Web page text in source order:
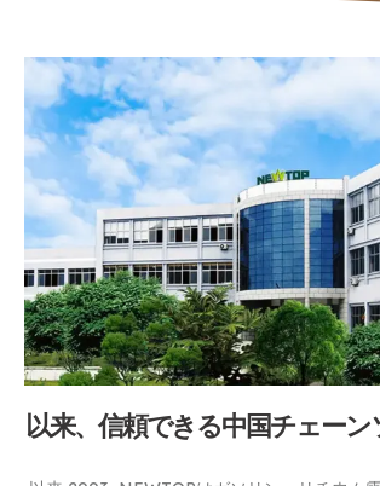
以来、信頼できる中国チェー